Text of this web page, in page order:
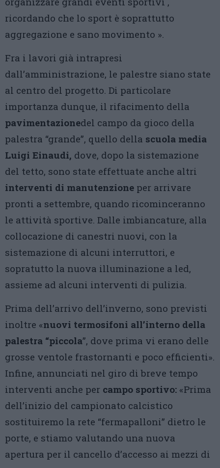
ricordando che lo sport è soprattutto
aggregazione e sano movimento ».
Fra i lavori già intrapresi
dall’amministrazione, le palestre siano state
al centro del progetto. Di particolare
importanza dunque, il rifacimento della
pavimentazionedel campo da gioco della
palestra “grande”, quello della scuola media
Luigi Einaudi, dove, dopo la sistemazione
del tetto, sono state effettuate anche altri
interventi di manutenzione per arrivare
pronti a settembre, quando ricominceranno
le attività sportive. Dalle imbiancature, alla
collocazione di canestri nuovi, con la
sistemazione di alcuni interruttori, e
sopratutto la nuova illuminazione a led,
assieme ad alcuni interventi di pulizia.
Prima dell’arrivo dell’inverno, sono previsti
inoltre «nuovi termosifoni all’interno della
palestra “piccola”, dove prima vi erano delle
grosse ventole frastornanti e poco efficienti».
Infine, annunciati nel giro di breve tempo
interventi anche per campo sportivo: «Prima
dell’inizio del campionato calcistico
sostituiremo la rete “fermapalloni” dietro le
porte, e stiamo valutando una nuova
apertura per il cancello d’accesso ai mezzi di